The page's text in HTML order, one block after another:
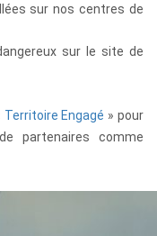
sur nos centres de
sur le site de
Territoire Engagé » pour
partenaires comme